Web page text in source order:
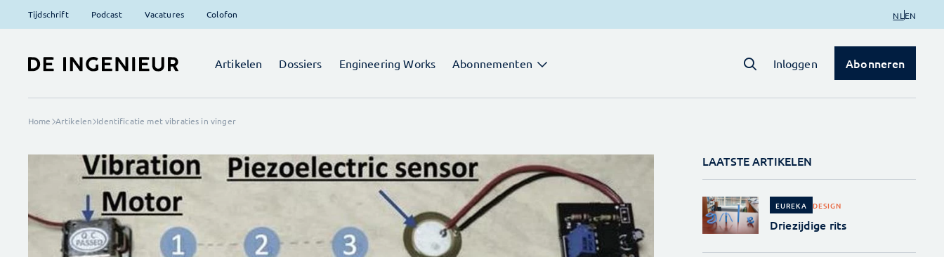
Tijdschrift Podcast Vacatures Colofon NL EN
Artikelen Dossiers Engineering Works Abonnementen Inloggen Abonneren
Home Artikelen Identificatie met vibraties in vinger
LAATSTE ARTIKELEN
EUREKA DESIGN
Driezijdige rits